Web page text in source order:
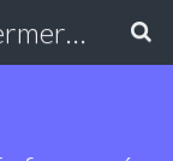
Excmo. Colegio de Enfermería de Cádiz